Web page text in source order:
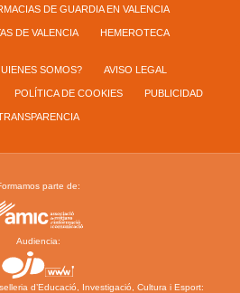
DE GUARDIA EN VALENCIA
DE VALENCIA HEMEROTECA
SOMOS? AVISO LEGAL
POLÍTICA DE COOKIES PUBLICIDAD
parte de:
Audiencia:
d’Educació, Investigació, Cultura i Esport: